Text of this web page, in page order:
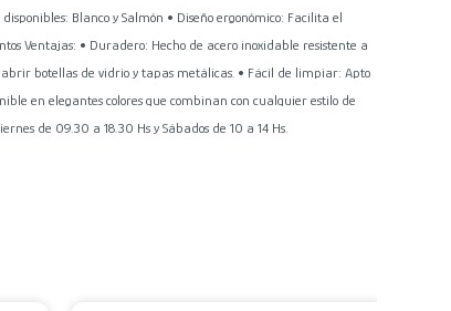
Blanco y Salmón • Diseño ergonómico: Facilita el
Ventajas: • Duradero: Hecho de acero inoxidable resistente a
botellas de vidrio y tapas metálicas. • Fácil de limpiar: Apto
en elegantes colores que combinan con cualquier estilo de
de 09.30 a 18.30 Hs y Sábados de 10 a 14 Hs.